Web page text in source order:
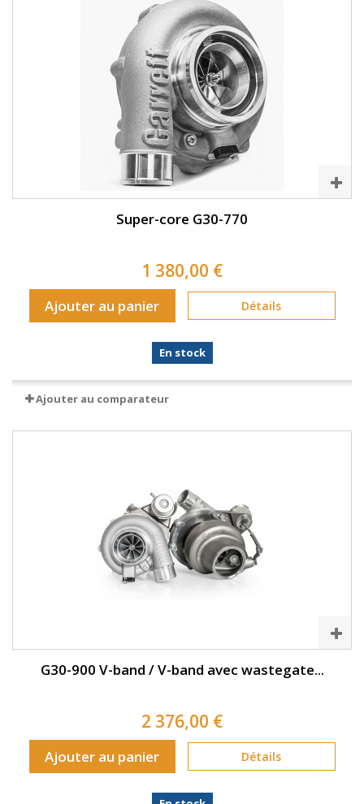
Super-core G30-770
1 380,00 €
Ajouter au panier Détails
En stock
Ajouter au comparateur
G30-900 V-band / V-band avec wastegate...
2 376,00 €
Ajouter au panier Détails